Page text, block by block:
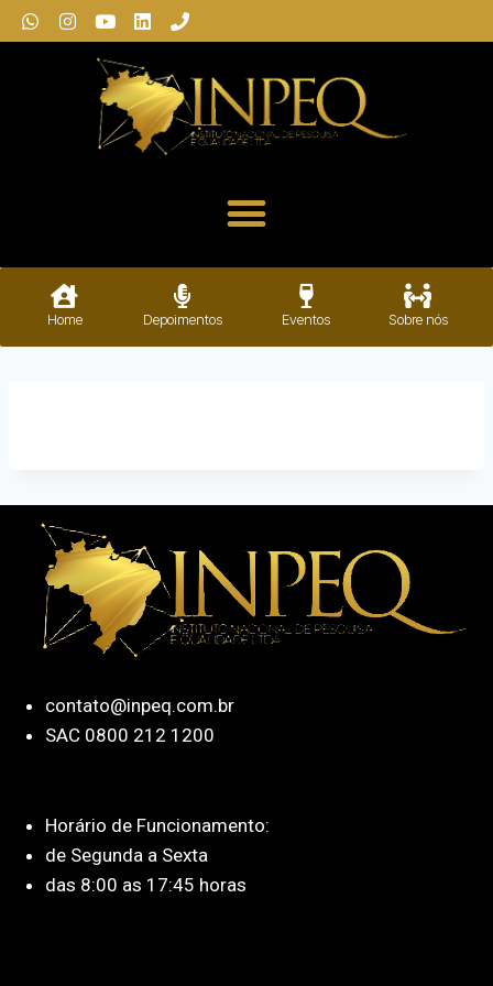
Home Depoimentos Eventos Sobre nós
contato@inpeq.com.br
SAC 0800 212 1200
Horário de Funcionamento:
de Segunda a Sexta
das 8:00 as 17:45 horas